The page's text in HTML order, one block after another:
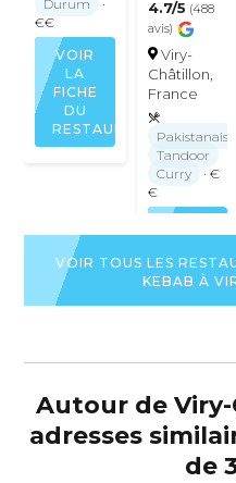
Durum
·
€€
VOIR
LA
FICHE
DU
RESTAURANT
4.7/5 (488
avis)
Viry-
Châtillon,
France
Pakistanais
Tandoor
Curry
· €
€
FICHE
DU
VOIR TOUS LES
KEBAB À
Autour de
adresses
de